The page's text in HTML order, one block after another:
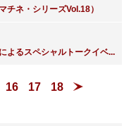
チネ・シリーズVol.18）
よるスペシャルトークイベ...
16 17 18